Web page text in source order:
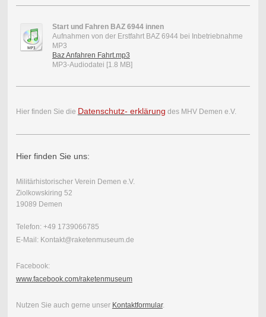
Start und Fahren BAZ 6944 innen
Aufnahmen von der Erstfahrt BAZ 6944 bei Inbetriebnahme
MP3
Baz Anfahren Fahrt.mp3
MP3-Audiodatei [1.8 MB]
Hier finden Sie die Datenschutz- erklärung des MHV Demen e.V.
Hier finden Sie uns:
Militärhistorischer Verein Demen e.V.
Ziolkowskiring 52
19089 Demen
Telefon: +49 1739066785
E-Mail: Kontakt@raketenmuseum.de
Facebook:
www.facebook.com/raketenmuseum
Nutzen Sie auch gerne unser Kontaktformular.